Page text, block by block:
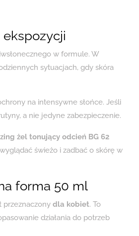
w formule. W
sytuacjach, gdy skóra
na intensywne słońce. Jeśli
a nie jedyne zabezpieczenie.
żel tonujący odcień BG 62
świeżo i zadbać o skórę w
forma 50 ml
przeznaczony dla kobiet. To
działania do potrzeb